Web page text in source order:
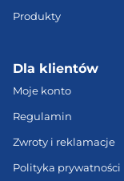
Produkty
Dla klientów
Moje konto
Regulamin
Zwroty i reklamacje
Polityka prywatności